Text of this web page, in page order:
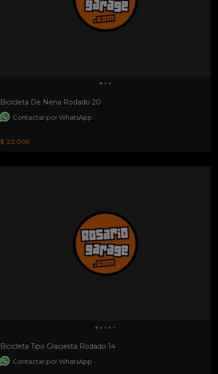
Bicicleta De Nena Rodado 20
Contactar por WhatsApp
$ 22.000
Bicicleta Tipo Gracielita Rodado 14
Contactar por WhatsApp